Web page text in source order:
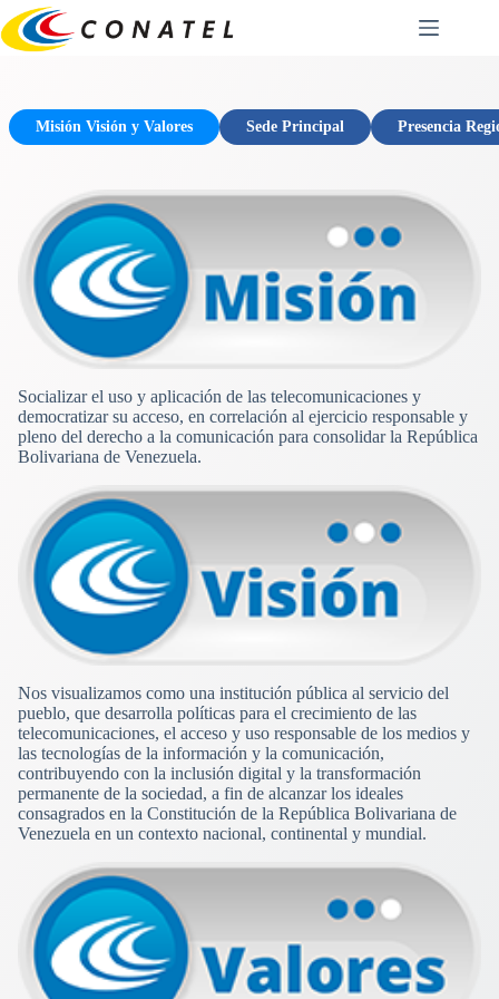
Saltar
al
contenido
Misión Visión y Valores Sede Principal Presencia
Socializar el uso y aplicación de las telecomunicaciones y
democratizar su acceso, en correlación al ejercicio responsable y
pleno del derecho a la comunicación para consolidar la República
Bolivariana de Venezuela.
Nos visualizamos como una institución pública al servicio del
pueblo, que desarrolla políticas para el crecimiento de las
telecomunicaciones, el acceso y uso responsable de los medios y
las tecnologías de la información y la comunicación,
contribuyendo con la inclusión digital y la transformación
permanente de la sociedad, a fin de alcanzar los ideales
consagrados en la Constitución de la República Bolivariana de
Venezuela en un contexto nacional, continental y mundial.